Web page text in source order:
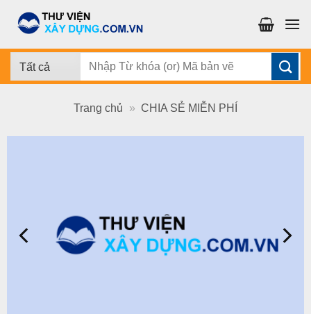
đến
dung
Tìm
Trang chủ » CHIA SẺ MIỄN PHÍ